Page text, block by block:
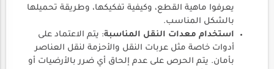
يعرفوا ماهية القطع، وكيفية تفكيكها، وطريقة تحميلها
بالشكل المناسب.
استخدام معدات النقل المناسبة: يتم الاعتماد على
أدوات خاصة مثل عربات النقل والأحزمة لنقل العناصر
بأمان. يتم الحرص على عدم إلحاق أي ضرر بالأرضيات أو